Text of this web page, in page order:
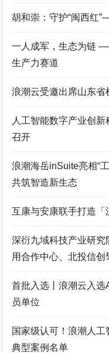
胡和崇：守护“闽西红
一人成军，生态为链
生产力赛道
浪潮云受邀出席山东
人工智能数字产业创
召开
浪潮海岳inSuite亮相“
共筑智造新生态
互康与安康联手打造「
深衍九域科技产业研
用合作中心、北投信创
首批入选丨浪潮云入
员单位
国家级认可！浪潮人
典型案例名单